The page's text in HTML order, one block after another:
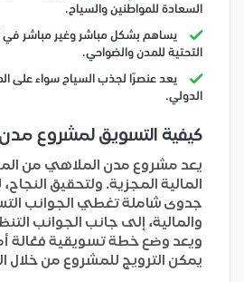
السعادة للمواطنين والسياح.
يساهم بشكل مباشر وغير مباشر في
التحتية للمدن والضواحي.
يعد عنصرًا لجذب السياح سواء على
الدولي.
كيفية التسويق لمشروع
يعد مشروع مدن الملاهي من
المالية المجزية. ولتحقيق
جدوى شاملة تغطي الجوانب
والمالية، إلى جانب الجوانب
ويعد وضع خطة تسويقية فعّالة
يمكن الترويج للمشروع من خلال